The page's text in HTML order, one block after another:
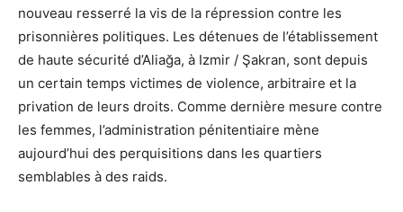
nouveau resserré la vis de la répression contre les
prisonnières politiques. Les détenues de l’établissement
de haute sécurité d’Aliağa, à Izmir / Şakran, sont depuis
un certain temps victimes de violence, arbitraire et la
privation de leurs droits. Comme dernière mesure contre
les femmes, l’administration pénitentiaire mène
aujourd’hui des perquisitions dans les quartiers
semblables à des raids.